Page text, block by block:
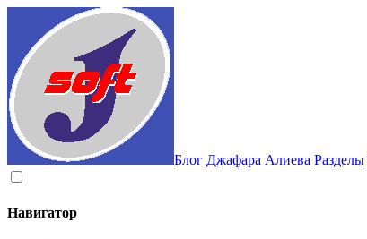
Блог Джафара Алиева Разделы
Навигатор